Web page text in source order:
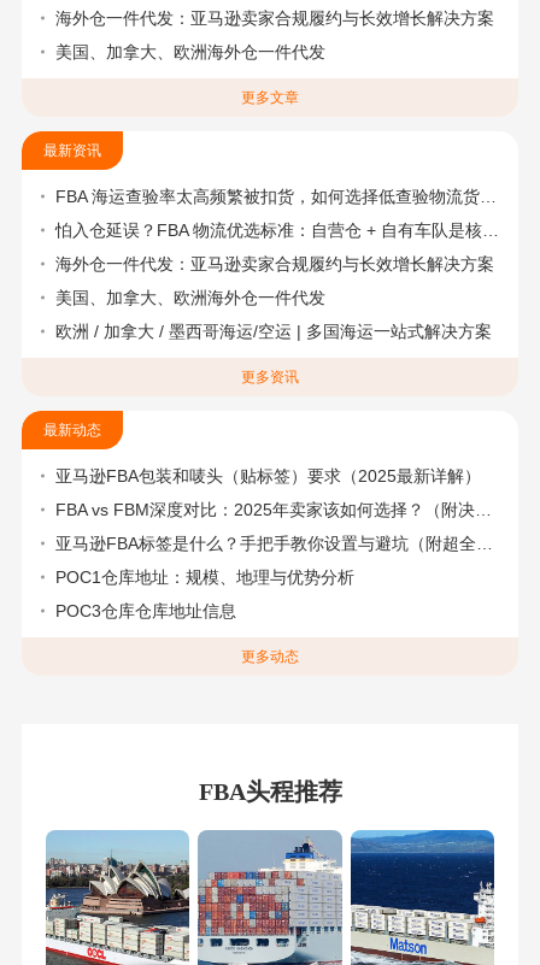
海外仓一件代发：亚马逊卖家合规履约与长效增长解决方案
美国、加拿大、欧洲海外仓一件代发
更多文章
最新资讯
FBA 海运查验率太高频繁被扣货，如何选择低查验物流货代？
怕入仓延误？FBA 物流优选标准：自营仓 + 自有车队是核心硬指标
海外仓一件代发：亚马逊卖家合规履约与长效增长解决方案
美国、加拿大、欧洲海外仓一件代发
欧洲 / 加拿大 / 墨西哥海运/空运 | 多国海运一站式解决方案
更多资讯
最新动态
亚马逊FBA包装和唛头（贴标签）要求（2025最新详解）
FBA vs FBM深度对比：2025年卖家该如何选择？（附决策流程图）
亚马逊FBA标签是什么？手把手教你设置与避坑（附超全指南）
POC1仓库地址：规模、地理与优势分析
POC3仓库仓库地址信息
更多动态
FBA头程推荐